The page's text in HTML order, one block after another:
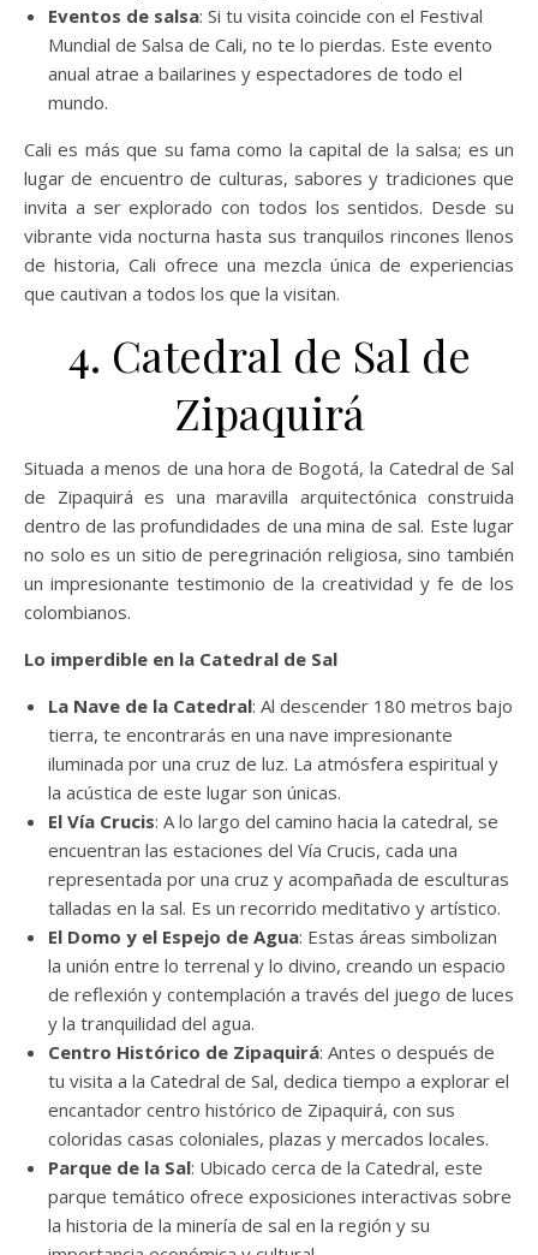
Eventos de salsa: Si tu visita coincide con el Festival
Mundial de Salsa de Cali, no te lo pierdas. Este evento
anual atrae a bailarines y espectadores de todo el
mundo.
Cali es más que su fama como la capital de la salsa; es un
lugar de encuentro de culturas, sabores y tradiciones que
invita a ser explorado con todos los sentidos. Desde su
vibrante vida nocturna hasta sus tranquilos rincones llenos
de historia, Cali ofrece una mezcla única de experiencias
que cautivan a todos los que la visitan.
4. Catedral de Sal de
Zipaquirá
Situada a menos de una hora de Bogotá, la Catedral de Sal
de Zipaquirá es una maravilla arquitectónica construida
dentro de las profundidades de una mina de sal. Este lugar
no solo es un sitio de peregrinación religiosa, sino también
un impresionante testimonio de la creatividad y fe de los
colombianos.
Lo imperdible en la Catedral de Sal
La Nave de la Catedral: Al descender 180 metros bajo
tierra, te encontrarás en una nave impresionante
iluminada por una cruz de luz. La atmósfera espiritual y
la acústica de este lugar son únicas.
El Vía Crucis: A lo largo del camino hacia la catedral, se
encuentran las estaciones del Vía Crucis, cada una
representada por una cruz y acompañada de esculturas
talladas en la sal. Es un recorrido meditativo y artístico.
El Domo y el Espejo de Agua: Estas áreas simbolizan
la unión entre lo terrenal y lo divino, creando un espacio
de reflexión y contemplación a través del juego de luces
y la tranquilidad del agua.
Centro Histórico de Zipaquirá: Antes o después de
tu visita a la Catedral de Sal, dedica tiempo a explorar el
encantador centro histórico de Zipaquirá, con sus
coloridas casas coloniales, plazas y mercados locales.
Parque de la Sal: Ubicado cerca de la Catedral, este
parque temático ofrece exposiciones interactivas sobre
la historia de la minería de sal en la región y su